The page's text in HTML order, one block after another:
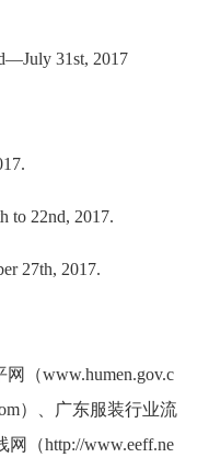
31st, 2017
to 22nd, 2017.
27th, 2017.
（www.humen.gov.c
）、广东服装行业流
（http://www.eeff.ne